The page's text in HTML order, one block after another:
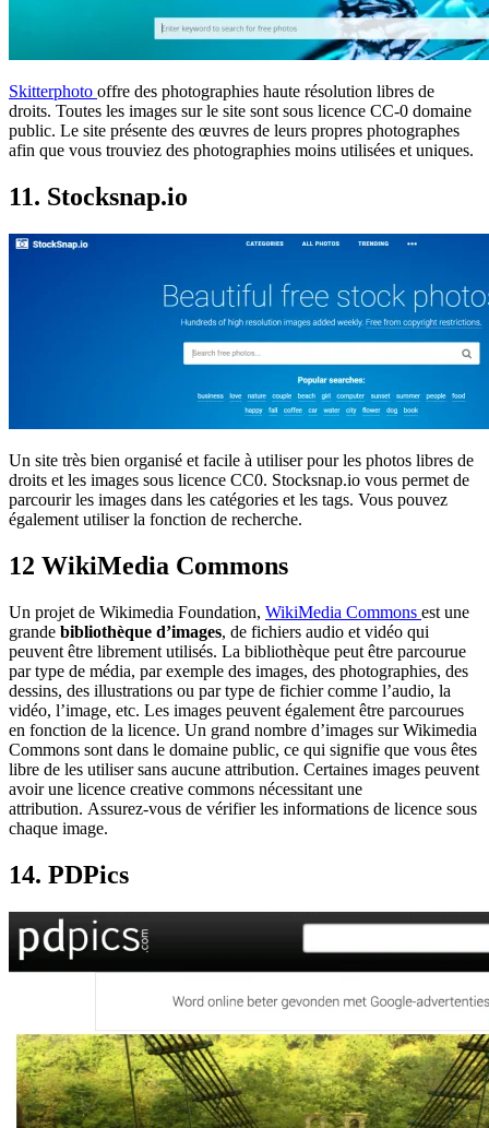
Skitterphoto offre des photographies haute résolution libres de
droits. Toutes les images sur le site sont sous licence CC-0 domaine
public. Le site présente des œuvres de leurs propres photographes
afin que vous trouviez des photographies moins utilisées et uniques.
11. Stocksnap.io
Un site très bien organisé et facile à utiliser pour les photos libres de
droits et les images sous licence CC0. Stocksnap.io vous permet de
parcourir les images dans les catégories et les tags. Vous pouvez
également utiliser la fonction de recherche.
12 WikiMedia Commons
Un projet de Wikimedia Foundation, WikiMedia Commons est une
grande bibliothèque d’images, de fichiers audio et vidéo qui
peuvent être librement utilisés. La bibliothèque peut être parcourue
par type de média, par exemple des images, des photographies, des
dessins, des illustrations ou par type de fichier comme l’audio, la
vidéo, l’image, etc. Les images peuvent également être parcourues
en fonction de la licence. Un grand nombre d’images sur Wikimedia
Commons sont dans le domaine public, ce qui signifie que vous êtes
libre de les utiliser sans aucune attribution. Certaines images peuvent
avoir une licence creative commons nécessitant une
attribution. Assurez-vous de vérifier les informations de licence sous
chaque image.
14. PDPics